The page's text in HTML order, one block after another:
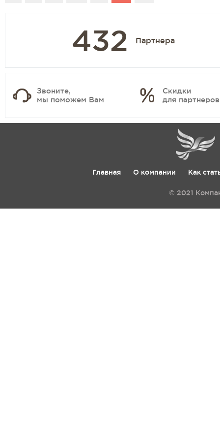
432 Партнера
Звоните,
мы поможем Вам
Скидки
для партнеров
Главная О компании Как
© 2021